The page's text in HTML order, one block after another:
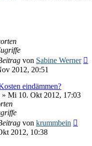
von Sabine Werner
2012, 20:51
eindämmen?
» Mi 10. Okt 2012, 17:03
von krummbein
2012, 10:38